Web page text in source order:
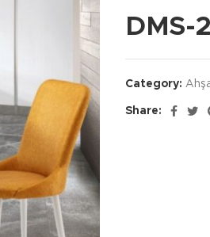
DMS-
Category:
Share: